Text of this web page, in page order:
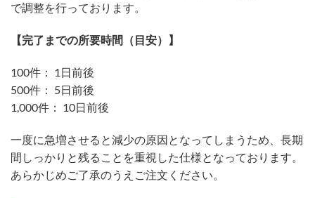
で調整を行っております。
【完了までの所要時間（目安）】
100件： 1日前後
500件： 5日前後
1,000件： 10日前後
一度に急増させると減少の原因となってしまうため、長期
間しっかりと残ることを重視した仕様となっております。
あらかじめご了承のうえご注文ください。